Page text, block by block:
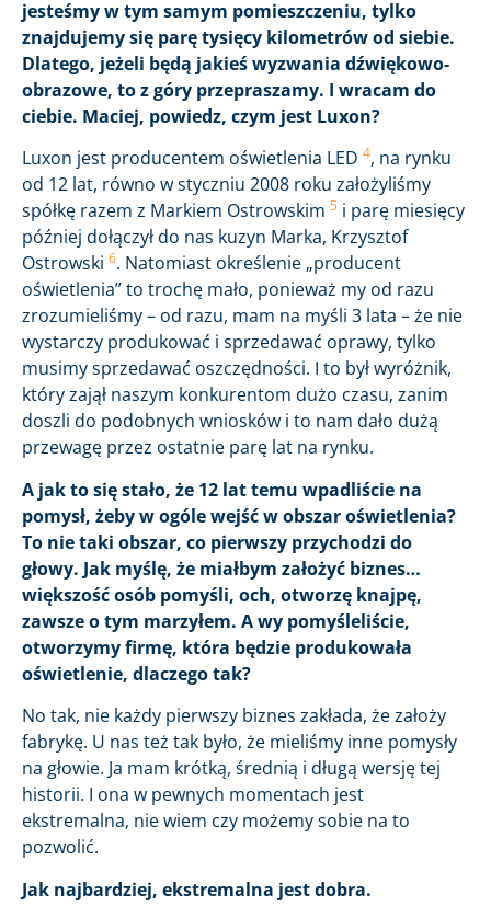
jesteśmy w tym samym pomieszczeniu, tylko
znajdujemy się parę tysięcy kilometrów od siebie.
Dlatego, jeżeli będą jakieś wyzwania dźwiękowo-
obrazowe, to z góry przepraszamy. I wracam do
ciebie. Maciej, powiedz, czym jest Luxon?
Luxon jest producentem oświetlenia LED 4, na rynku
od 12 lat, równo w styczniu 2008 roku założyliśmy
spółkę razem z Markiem Ostrowskim 5 i parę miesięcy
później dołączył do nas kuzyn Marka, Krzysztof
Ostrowski 6. Natomiast określenie „producent
oświetlenia” to trochę mało, ponieważ my od razu
zrozumieliśmy – od razu, mam na myśli 3 lata – że nie
wystarczy produkować i sprzedawać oprawy, tylko
musimy sprzedawać oszczędności. I to był wyróżnik,
który zajął naszym konkurentom dużo czasu, zanim
doszli do podobnych wniosków i to nam dało dużą
przewagę przez ostatnie parę lat na rynku.
A jak to się stało, że 12 lat temu wpadliście na
pomysł, żeby w ogóle wejść w obszar oświetlenia?
To nie taki obszar, co pierwszy przychodzi do
głowy. Jak myślę, że miałbym założyć biznes…
większość osób pomyśli, och, otworzę knajpę,
zawsze o tym marzyłem. A wy pomyśleliście,
otworzymy firmę, która będzie produkowała
oświetlenie, dlaczego tak?
No tak, nie każdy pierwszy biznes zakłada, że założy
fabrykę. U nas też tak było, że mieliśmy inne pomysły
na głowie. Ja mam krótką, średnią i długą wersję tej
historii. I ona w pewnych momentach jest
ekstremalna, nie wiem czy możemy sobie na to
pozwolić.
Jak najbardziej, ekstremalna jest dobra.